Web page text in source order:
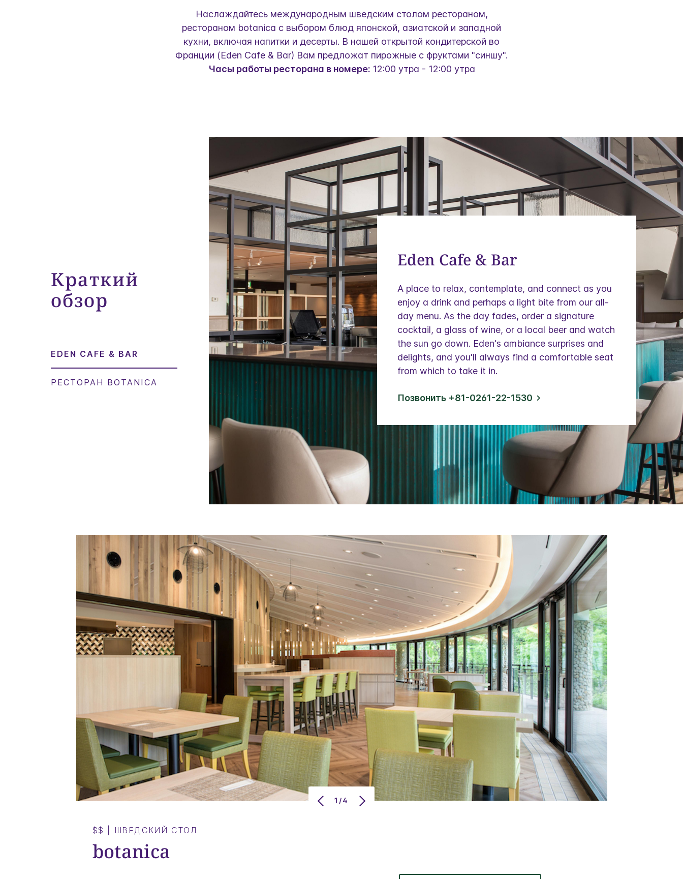
Наслаждайтесь международным шведским столом рестораном,
рестораном botanica с выбором блюд японской, азиатской и западной
кухни, включая напитки и десерты. В нашей открытой кондитерской во
Франции (Eden Cafe & Bar) Вам предложат пирожные с фруктами "синшу".
Часы работы ресторана в номере: 12:00 утра - 12:00 утра
Краткий
обзор
EDEN CAFE & BAR
РЕСТОРАН BOTANICA
Eden Cafe & Bar
A place to relax, contemplate, and connect as you
enjoy a drink and perhaps a light bite from our all-
day menu. As the day fades, order a signature
cocktail, a glass of wine, or a local beer and watch
the sun go down. Eden's ambiance surprises and
delights, and you'll always find a comfortable seat
from which to take it in.
Позвонить +81-0261-22-1530
1/4
$$ ШВЕДСКИЙ СТОЛ
botanica